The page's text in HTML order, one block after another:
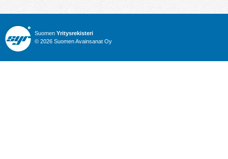
Suomen Yritysrekisteri
© 2026 Suomen Avainsanat Oy